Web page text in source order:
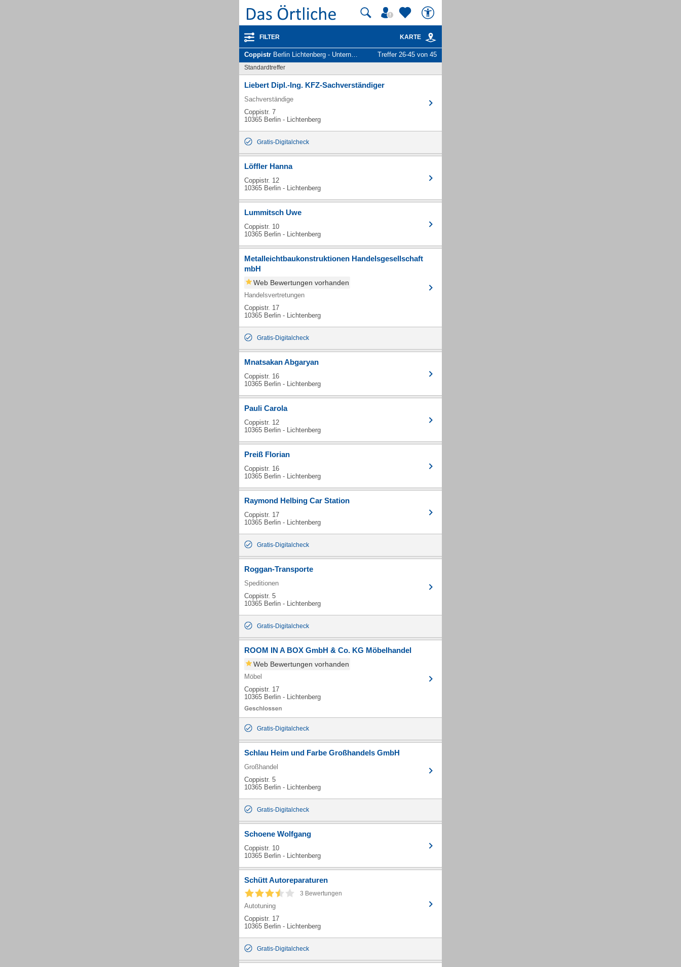
FILTER KARTE
Coppistr Berlin Lichtenberg - Unternehmen und Personen Treffer 26-45 von 45
Standardtreffer
Liebert Dipl.-Ing. KFZ-Sachverständiger
Sachverständige
Coppistr. 7
10365 Berlin - Lichtenberg
Gratis-Digitalcheck
Löffler Hanna
Coppistr. 12
10365 Berlin - Lichtenberg
Lummitsch Uwe
Coppistr. 10
10365 Berlin - Lichtenberg
Metalleichtbaukonstruktionen Handelsgesellschaft
mbH
Web Bewertungen vorhanden
Handelsvertretungen
Coppistr. 17
10365 Berlin - Lichtenberg
Gratis-Digitalcheck
Mnatsakan Abgaryan
Coppistr. 16
10365 Berlin - Lichtenberg
Pauli Carola
Coppistr. 12
10365 Berlin - Lichtenberg
Preiß Florian
Coppistr. 16
10365 Berlin - Lichtenberg
Raymond Helbing Car Station
Coppistr. 17
10365 Berlin - Lichtenberg
Gratis-Digitalcheck
Roggan-Transporte
Speditionen
Coppistr. 5
10365 Berlin - Lichtenberg
Gratis-Digitalcheck
ROOM IN A BOX GmbH & Co. KG Möbelhandel
Web Bewertungen vorhanden
Möbel
Coppistr. 17
10365 Berlin - Lichtenberg
Gratis-Digitalcheck
Schlau Heim und Farbe Großhandels GmbH
Großhandel
Coppistr. 5
10365 Berlin - Lichtenberg
Gratis-Digitalcheck
Schoene Wolfgang
Coppistr. 10
10365 Berlin - Lichtenberg
Schütt Autoreparaturen
3 Bewertungen
Autotuning
Coppistr. 17
10365 Berlin - Lichtenberg
Gratis-Digitalcheck